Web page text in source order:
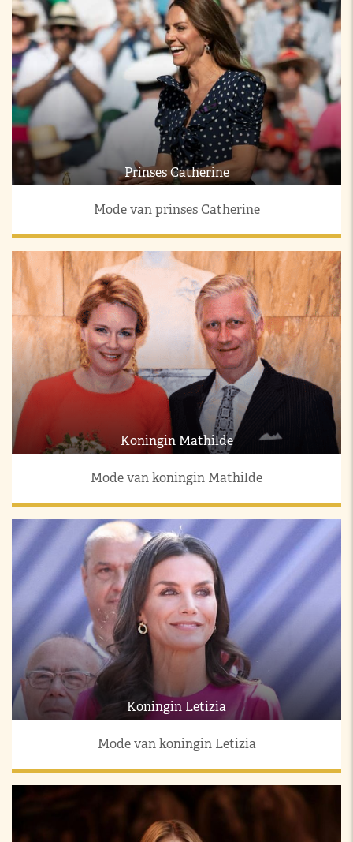
Prinses Catherine
Mode van prinses Catherine
Koningin Mathilde
Mode van koningin Mathilde
Koningin Letizia
Mode van koningin Letizia